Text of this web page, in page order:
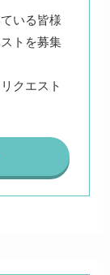
いる皆様
トを募集
クエスト